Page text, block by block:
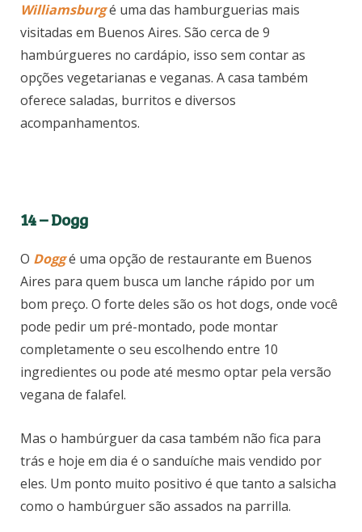
Williamsburgé uma das hamburguerias mais
visitadas em Buenos Aires. São cerca de 9
hambúrgueres no cardápio, isso sem contar as
opções vegetarianas e veganas. A casa também
oferece saladas, burritos e diversos
acompanhamentos.
14 – Dogg
O Doggé uma opção de restaurante em Buenos
Aires para quem busca um lanche rápido por um
bom preço. O forte deles são os hot dogs, onde você
pode pedir um pré-montado, pode montar
completamente o seu escolhendo entre 10
ingredientes ou pode até mesmo optar pela versão
vegana de falafel.
Mas o hambúrguer da casa também não fica para
trás e hoje em dia é o sanduíche mais vendido por
eles. Um ponto muito positivo é que tanto a salsicha
como o hambúrguer são assados na parrilla.